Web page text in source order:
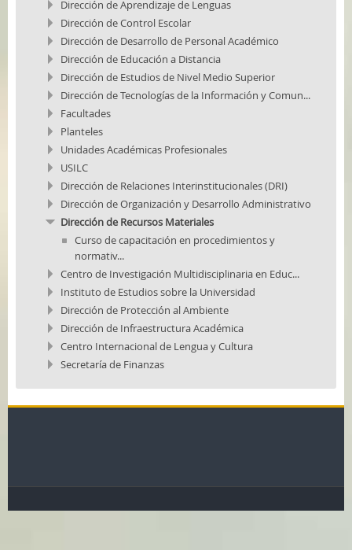
Dirección de Aprendizaje de Lenguas
Dirección de Control Escolar
Dirección de Desarrollo de Personal Académico
Dirección de Educación a Distancia
Dirección de Estudios de Nivel Medio Superior
Dirección de Tecnologías de la Información y Comun...
Facultades
Planteles
Unidades Académicas Profesionales
USILC
Dirección de Relaciones Interinstitucionales (DRI)
Dirección de Organización y Desarrollo Administrativo
Dirección de Recursos Materiales
Curso de capacitación en procedimientos y
normativ...
Centro de Investigación Multidisciplinaria en Educ...
Instituto de Estudios sobre la Universidad
Dirección de Protección al Ambiente
Dirección de Infraestructura Académica
Centro Internacional de Lengua y Cultura
Secretaría de Finanzas